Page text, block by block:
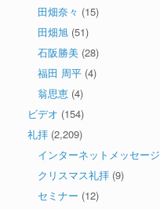
田畑奈々 (15)
田畑旭 (51)
石阪勝美 (28)
福田 周平 (4)
翁思恵 (4)
ビデオ (154)
礼拝 (2,209)
インターネットメッセージ
クリスマス礼拝 (9)
セミナー (12)